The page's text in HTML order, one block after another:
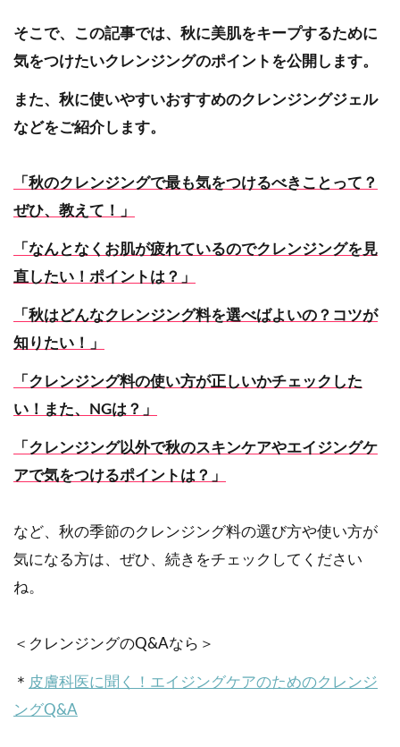
そこで、この記事では、秋に美肌をキープするために
気をつけたいクレンジングのポイントを公開します。
また、秋に使いやすいおすすめのクレンジングジェル
などをご紹介します。
「秋のクレンジングで最も気をつけるべきことって？
ぜひ、教えて！」
「なんとなくお肌が疲れているのでクレンジングを見
直したい！ポイントは？」
「秋はどんなクレンジング料を選べばよいの？コツが
知りたい！」
「クレンジング料の使い方が正しいかチェックした
い！また、NGは？」
「クレンジング以外で秋のスキンケアやエイジングケ
アで気をつけるポイントは？」
など、秋の季節のクレンジング料の選び方や使い方が
気になる方は、ぜひ、続きをチェックしてください
ね。
＜クレンジングのQ&Aなら＞
＊ 皮膚科医に聞く！エイジングケアのためのクレンジ
ングQ&A